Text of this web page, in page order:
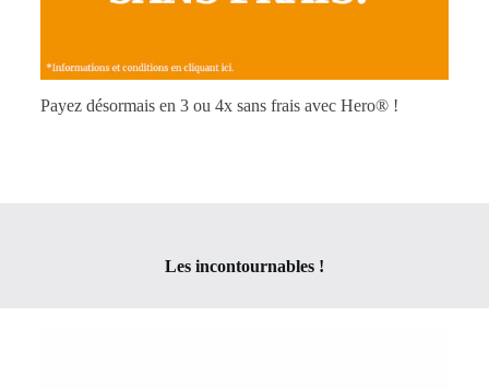
Payez désormais en 3 ou 4x sans frais avec Hero® !
Les incontournables !